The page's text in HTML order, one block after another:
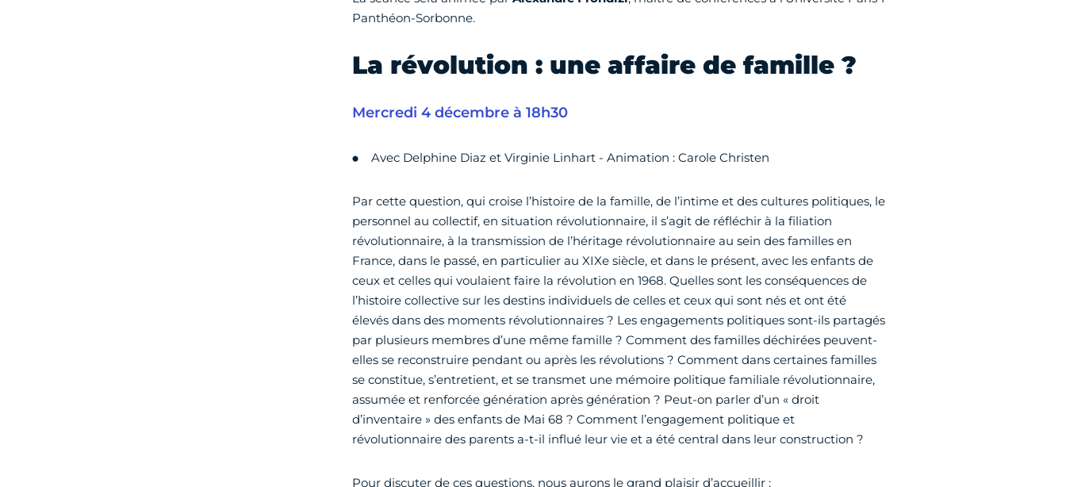
Panthéon-Sorbonne.
La révolution : une affaire de famille ?
Mercredi 4 décembre à 18h30
Avec Delphine Diaz et Virginie Linhart - Animation : Carole Christen
Par cette question, qui croise l’histoire de la famille, de l’intime et des cultures politiques, le
personnel au collectif, en situation révolutionnaire, il s’agit de réfléchir à la filiation
révolutionnaire, à la transmission de l’héritage révolutionnaire au sein des familles en
France, dans le passé, en particulier au XIXe siècle, et dans le présent, avec les enfants de
ceux et celles qui voulaient faire la révolution en 1968. Quelles sont les conséquences de
l’histoire collective sur les destins individuels de celles et ceux qui sont nés et ont été
élevés dans des moments révolutionnaires ? Les engagements politiques sont-ils partagés
par plusieurs membres d’une même famille ? Comment des familles déchirées peuvent-
elles se reconstruire pendant ou après les révolutions ? Comment dans certaines familles
se constitue, s’entretient, et se transmet une mémoire politique familiale révolutionnaire,
assumée et renforcée génération après génération ? Peut-on parler d’un « droit
d’inventaire » des enfants de Mai 68 ? Comment l’engagement politique et
révolutionnaire des parents a-t-il influé leur vie et a été central dans leur construction ?
Pour discuter de ces questions, nous aurons le grand plaisir d’accueillir :